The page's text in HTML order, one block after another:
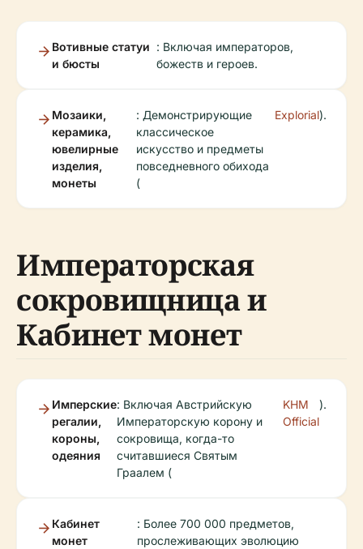
Вотивные статуи
и бюсты
: Включая императоров,
божеств и героев.
Мозаики,
керамика,
ювелирные
изделия,
монеты
: Демонстрирующие
классическое
искусство и предметы
повседневного обихода
(
Explorial).
Императорская
сокровищница и
Кабинет монет
Имперские
регалии,
короны,
одеяния
: Включая Австрийскую
Императорскую корону и
сокровища, когда-то
считавшиеся Святым
Граалем (
KHM
Official
).
Кабинет
монет
: Более 700 000 предметов,
прослеживающих эволюцию